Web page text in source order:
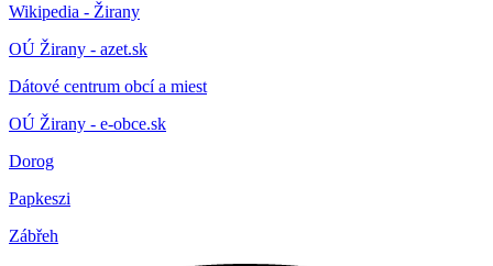
Wikipedia - Žirany
OÚ Žirany - azet.sk
Dátové centrum obcí a miest
OÚ Žirany - e-obce.sk
Dorog
Papkeszi
Zábřeh